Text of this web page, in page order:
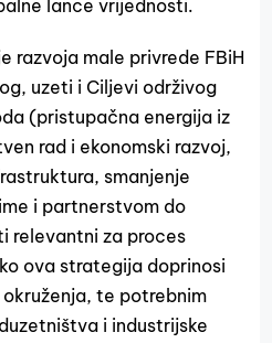
lance vrijednosti.
razvoja male privrede FBiH
uzeti i Ciljevi održivog
(pristupačna energija iz
rad i ekonomski razvoj,
smanjenje
i partnerstvom do
relevantni za proces
ova strategija doprinosi
te potrebnim
i industrijske